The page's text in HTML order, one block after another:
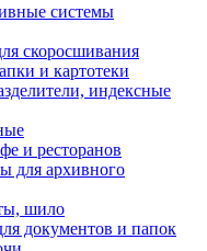
системы
скоросшивания
и картотеки
индексные
и ресторанов
для архивного
шило
документов и папок